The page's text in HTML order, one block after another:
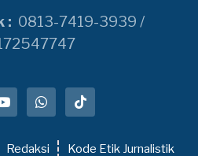
: 0813-7419-3939 /
Redaksi Kode Etik Jurnalistik